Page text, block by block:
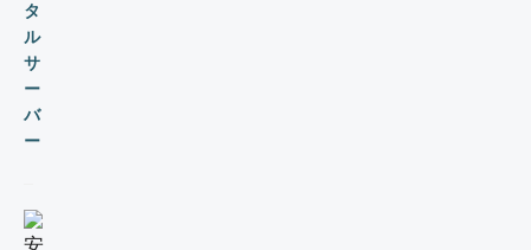
タ
ル
サ
ー
バ
ー